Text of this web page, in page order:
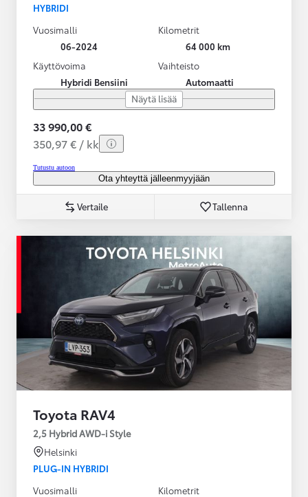
HYBRIDI
Vuosimalli
06-2024
Kilometrit
64 000 km
Käyttövoima
Hybridi Bensiini
Vaihteisto
Automaatti
Näytä lisää
33 990,00 €
350,97 € / kk
Tutustu autoon
Ota yhteyttä jälleenmyyjään
Vertaile Tallenna
Toyota RAV4
2,5 Hybrid AWD-i Style
Helsinki
PLUG-IN HYBRIDI
Vuosimalli
Kilometrit